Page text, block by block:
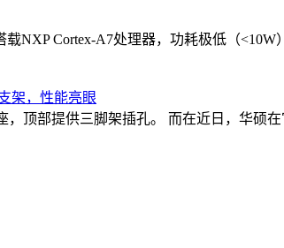
NXP Cortex-A7处理器，功耗极低（
架，性能亮眼
顶部提供三脚架插孔。 而在近日，华硕